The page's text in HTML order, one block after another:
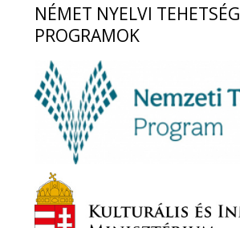
NÉMET NYELVI TEHETSÉG
PROGRAMOK